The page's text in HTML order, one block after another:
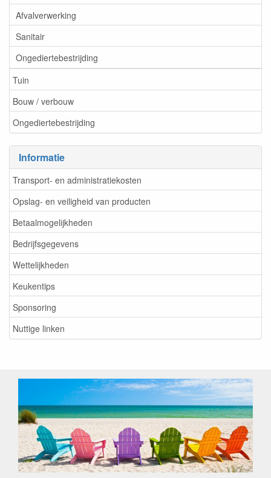
Afvalverwerking
Sanitair
Ongediertebestrijding
Tuin
Bouw / verbouw
Ongediertebestrijding
Informatie
Transport- en administratiekosten
Opslag- en veiligheid van producten
Betaalmogelijkheden
Bedrijfsgegevens
Wettelijkheden
Keukentips
Sponsoring
Nuttige linken